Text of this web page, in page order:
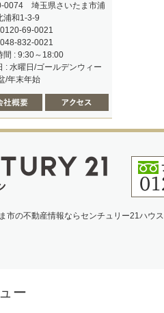
0074 埼玉県さいたま市浦
浦和1-3-9
69-0021
048-832-0021
間 : 9:30～18:00
: 水曜日/ゴールデンウィー
/年末年始
市の不動産情報ならセンチュリー21ハウ
ー